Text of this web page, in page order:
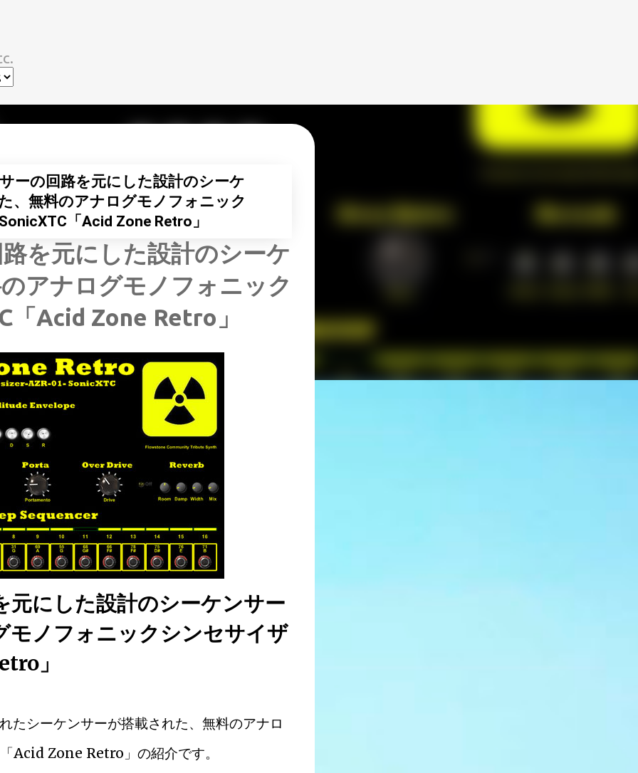
ーの回路を元にした設計のシーケ
、無料のアナログモノフォニック
「Acid Zone Retro」
を元にした設計のシーケ
アナログモノフォニック
「Acid Zone Retro」
にした設計のシーケンサー
モノフォニックシンセサイザ
」
たシーケンサーが搭載された、無料のアナロ
Acid Zone Retro」の紹介です。